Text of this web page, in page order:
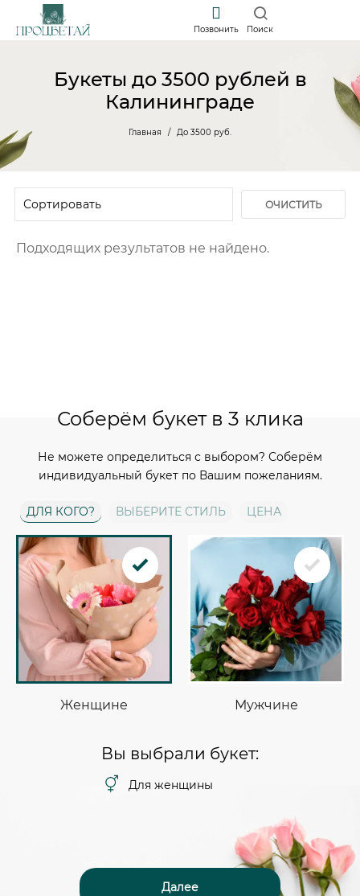
Позвонить Поиск
Букеты до 3500 рублей в
Калининграде
Главная До 3500 руб.
ОЧИСТИТЬ
Подходящих результатов не найдено.
Соберём букет в 3 клика
Не можете определиться с выбором? Соберём
индивидуальный букет по Вашим пожеланиям.
ДЛЯ КОГО? ВЫБЕРИТЕ СТИЛЬ ЦЕНА
Женщине Мужчине
Вы выбрали букет:
Для женщины
Далее